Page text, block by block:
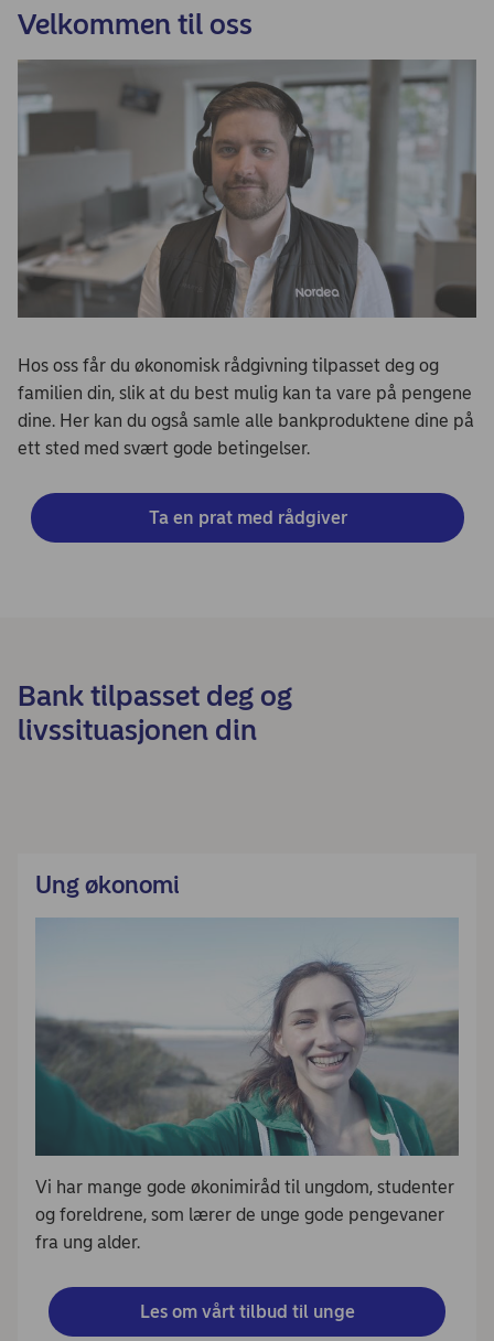
Velkommen til oss
Hos oss får du økonomisk rådgivning tilpasset deg og
familien din, slik at du best mulig kan ta vare på pengene
dine. Her kan du også samle alle bankproduktene dine på
ett sted med svært gode betingelser.
Ta en prat med rådgiver
Bank tilpasset deg og
livssituasjonen din
Ung økonomi
Vi har mange gode økonimiråd til ungdom, studenter
og foreldrene, som lærer de unge gode pengevaner
fra ung alder.
Les om vårt tilbud til unge